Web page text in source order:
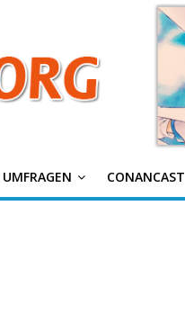
UMFRAGEN CONANCAST